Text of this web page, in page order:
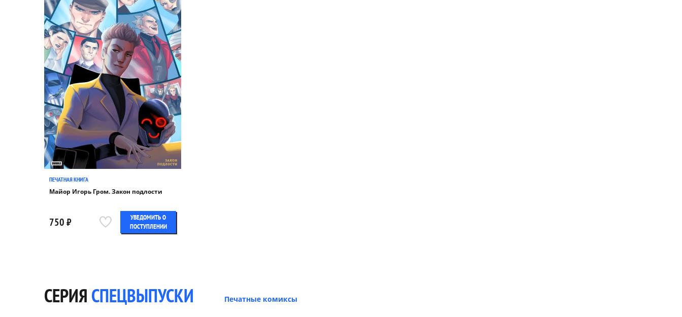
ПЕЧАТНАЯ КНИГА
Майор Игорь Гром. Закон подлости
750 ₽
УВЕДОМИТЬ О
ПОСТУПЛЕНИИ
СЕРИЯ СПЕЦВЫПУСКИ Печатные комиксы